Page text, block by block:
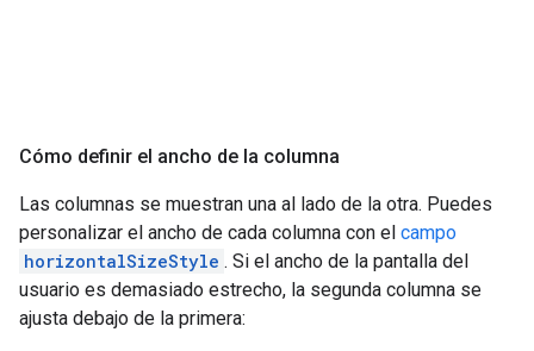
Cómo definir el ancho de la columna
Las columnas se muestran una al lado de la otra. Puedes
personalizar el ancho de cada columna con el campo
horizontalSizeStyle . Si el ancho de la pantalla del
usuario es demasiado estrecho, la segunda columna se
ajusta debajo de la primera: